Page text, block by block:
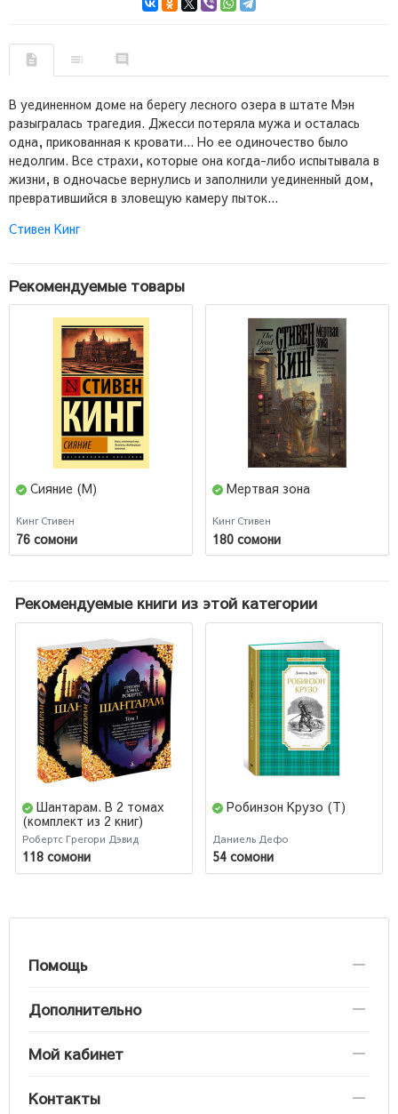
В уединенном доме на берегу лесного озера в штате Мэн
разыгралась трагедия. Джесси потеряла мужа и осталась
одна, прикованная к кровати... Но ее одиночество было
недолгим. Все страхи, которые она когда-либо испытывала в
жизни, в одночасье вернулись и заполнили уединенный дом,
превратившийся в зловещую камеру пыток...
Стивен Кинг
Рекомендуемые товары
Сияние (М)
Кинг Стивен
76 сомони
Мертвая зона
Кинг Стивен
180 сомони
Рекомендуемые книги из этой категории
Шантарам. В 2 томах
(комплект из 2 книг)
Робертс Грегори Дэвид
118 сомони
Робинзон Крузо (Т)
Даниель Дефо
54 сомони
Помощь
Дополнительно
Мой кабинет
Контакты